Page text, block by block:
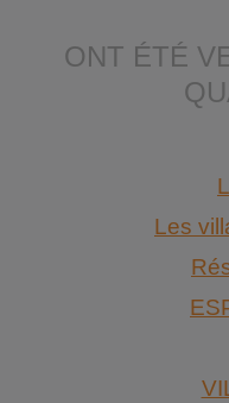
ONT ÉTÉ
Les